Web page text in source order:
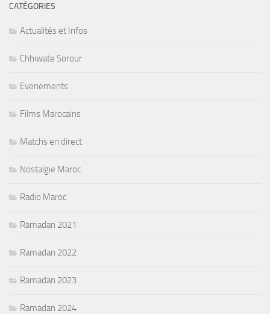
CATÉGORIES
Actualités et Infos
Chhiwate Sorour
Evenements
Films Marocains
Matchs en direct
Nostalgie Maroc
Radio Maroc
Ramadan 2021
Ramadan 2022
Ramadan 2023
Ramadan 2024